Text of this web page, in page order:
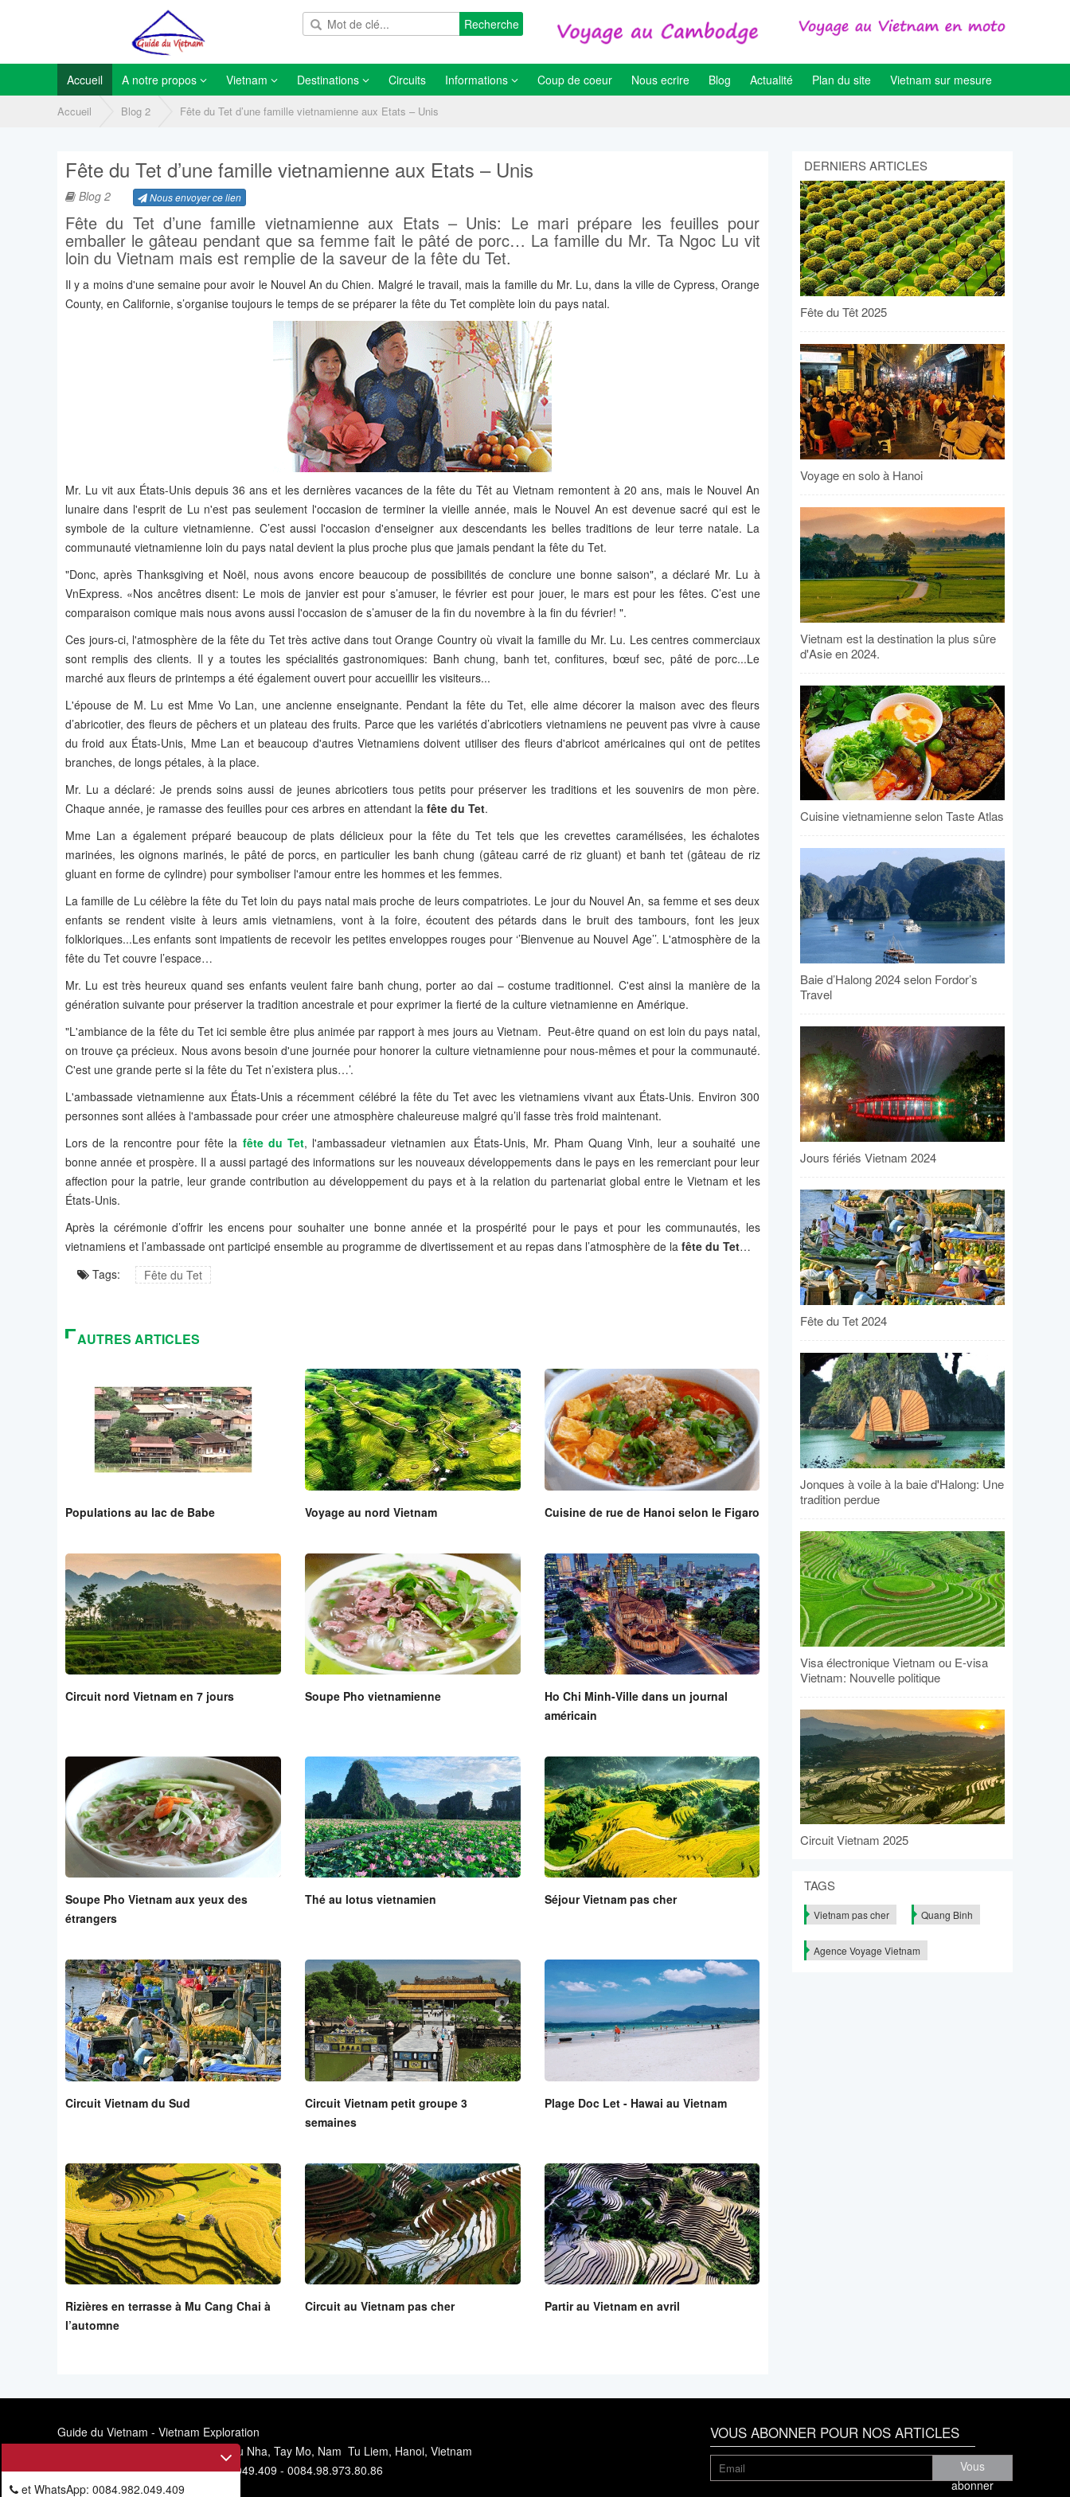
Recherche
Accueil A notre propos Vietnam Destinations Circuits Informations Coup de coeur Nous ecrire Blog Actualité Plan du site Vietnam sur mesure
Accueil Blog 2 Fête du Tet d’une famille vietnamienne aux Etats – Unis
Fête du Tet d’une famille vietnamienne aux Etats – Unis
Blog 2 Nous envoyer ce lien
Fête du Tet d’une famille vietnamienne aux Etats – Unis: Le mari prépare les feuilles pour
emballer le gâteau pendant que sa femme fait le pâté de porc… La famille du Mr. Ta Ngoc Lu vit
loin du Vietnam mais est remplie de la saveur de la fête du Tet.
Il y a moins d'une semaine pour avoir le Nouvel An du Chien. Malgré le travail, mais la famille du Mr. Lu, dans la ville de Cypress, Orange
County, en Californie, s’organise toujours le temps de se préparer la fête du Tet complète loin du pays natal.
Mr. Lu vit aux États-Unis depuis 36 ans et les dernières vacances de la fête du Têt au Vietnam remontent à 20 ans, mais le Nouvel An
lunaire dans l'esprit de Lu n'est pas seulement l'occasion de terminer la vieille année, mais le Nouvel An est devenue sacré qui est le
symbole de la culture vietnamienne. C’est aussi l'occasion d'enseigner aux descendants les belles traditions de leur terre natale. La
communauté vietnamienne loin du pays natal devient la plus proche plus que jamais pendant la fête du Tet.
"Donc, après Thanksgiving et Noël, nous avons encore beaucoup de possibilités de conclure une bonne saison", a déclaré Mr. Lu à
VnExpress. «Nos ancêtres disent: Le mois de janvier est pour s’amuser, le février est pour jouer, le mars est pour les fêtes. C’est une
comparaison comique mais nous avons aussi l'occasion de s’amuser de la fin du novembre à la fin du février! ".
Ces jours-ci, l'atmosphère de la fête du Tet très active dans tout Orange Country où vivait la famille du Mr. Lu. Les centres commerciaux
sont remplis des clients. Il y a toutes les spécialités gastronomiques: Banh chung, banh tet, confitures, bœuf sec, pâté de porc...Le
marché aux fleurs de printemps a été également ouvert pour accueillir les visiteurs...
L'épouse de M. Lu est Mme Vo Lan, une ancienne enseignante. Pendant la fête du Tet, elle aime décorer la maison avec des fleurs
d’abricotier, des fleurs de pêchers et un plateau des fruits. Parce que les variétés d’abricotiers vietnamiens ne peuvent pas vivre à cause
du froid aux États-Unis, Mme Lan et beaucoup d'autres Vietnamiens doivent utiliser des fleurs d'abricot américaines qui ont de petites
branches, de longs pétales, à la place.
Mr. Lu a déclaré: Je prends soins aussi de jeunes abricotiers tous petits pour préserver les traditions et les souvenirs de mon père.
Chaque année, je ramasse des feuilles pour ces arbres en attendant la fête du Tet.
Mme Lan a également préparé beaucoup de plats délicieux pour la fête du Tet tels que les crevettes caramélisées, les échalotes
marinées, les oignons marinés, le pâté de porcs, en particulier les banh chung (gâteau carré de riz gluant) et banh tet (gâteau de riz
gluant en forme de cylindre) pour symboliser l'amour entre les hommes et les femmes.
La famille de Lu célèbre la fête du Tet loin du pays natal mais proche de leurs compatriotes. Le jour du Nouvel An, sa femme et ses deux
enfants se rendent visite à leurs amis vietnamiens, vont à la foire, écoutent des pétards dans le bruit des tambours, font les jeux
folkloriques...Les enfants sont impatients de recevoir les petites enveloppes rouges pour ‘’Bienvenue au Nouvel Age’’. L'atmosphère de la
fête du Tet couvre l’espace…
Mr. Lu est très heureux quand ses enfants veulent faire banh chung, porter ao dai – costume traditionnel. C'est ainsi la manière de la
génération suivante pour préserver la tradition ancestrale et pour exprimer la fierté de la culture vietnamienne en Amérique.
"L'ambiance de la fête du Tet ici semble être plus animée par rapport à mes jours au Vietnam. Peut-être quand on est loin du pays natal,
on trouve ça précieux. Nous avons besoin d'une journée pour honorer la culture vietnamienne pour nous-mêmes et pour la communauté.
C'est une grande perte si la fête du Tet n’existera plus…’.
L'ambassade vietnamienne aux États-Unis a récemment célébré la fête du Tet avec les vietnamiens vivant aux États-Unis. Environ 300
personnes sont allées à l'ambassade pour créer une atmosphère chaleureuse malgré qu’il fasse très froid maintenant.
Lors de la rencontre pour fête la fête du Tet, l'ambassadeur vietnamien aux États-Unis, Mr. Pham Quang Vinh, leur a souhaité une
bonne année et prospère. Il a aussi partagé des informations sur les nouveaux développements dans le pays en les remerciant pour leur
affection pour la patrie, leur grande contribution au développement du pays et à la relation du partenariat global entre le Vietnam et les
États-Unis.
Après la cérémonie d’offrir les encens pour souhaiter une bonne année et la prospérité pour le pays et pour les communautés, les
vietnamiens et l’ambassade ont participé ensemble au programme de divertissement et au repas dans l’atmosphère de la fête du Tet…
Tags:
Fête du Tet
AUTRES ARTICLES
Populations au lac de Babe Voyage au nord Vietnam Cuisine de rue de Hanoi selon le Figaro
Circuit nord Vietnam en 7 jours Soupe Pho vietnamienne
Ho Chi Minh-Ville dans un journal
américain
Soupe Pho Vietnam aux yeux des
étrangers
Thé au lotus vietnamien Séjour Vietnam pas cher
Circuit Vietnam du Sud
Circuit Vietnam petit groupe 3
semaines
Plage Doc Let - Hawai au Vietnam
Rizières en terrasse à Mu Cang Chai à
l’automne
Circuit au Vietnam pas cher Partir au Vietnam en avril
DERNIERS ARTICLES
Fête du Têt 2025
Voyage en solo à Hanoi
Vietnam est la destination la plus sûre
d'Asie en 2024.
Cuisine vietnamienne selon Taste Atlas
Baie d’Halong 2024 selon Fordor’s
Travel
Jours fériés Vietnam 2024
Fête du Tet 2024
Jonques à voile à la baie d'Halong: Une
tradition perdue
Visa électronique Vietnam ou E-visa
Vietnam: Nouvelle politique
Circuit Vietnam 2025
TAGS
Vietnam pas cher Quang Binh
Agence Voyage Vietnam
Guide du Vietnam - Vietnam Exploration
Siège social: 11/67, allée 6, rue Mieu Nha, Tay Mo, Nam Tu Liem, Hanoi, Vietnam
Téléphone et WhatsApp: 0084.982.049.409 - 0084.98.973.80.86
VOUS ABONNER POUR NOS ARTICLES
Vous
abonner
et WhatsApp: 0084.982.049.409